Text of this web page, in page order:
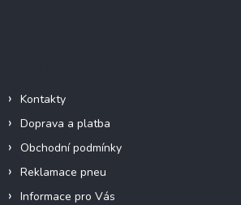
Kontakty
Doprava a platba
Obchodní podmínky
Reklamace pneu
Informace pro Vás